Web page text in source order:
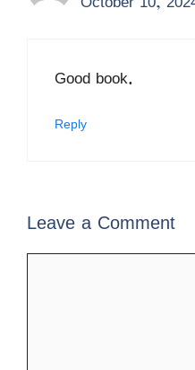
Good book.
Reply
Leave a Comment